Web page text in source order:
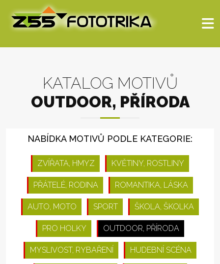
KATALOG MOTIVŮ
OUTDOOR, PŘÍRODA
NABÍDKA MOTIVŮ PODLE KATEGORIE:
ZVÍŘATA, HMYZ KVĚTINY, ROSTLINY
PŘÁTELÉ, RODINA ROMANTIKA, LÁSKA
AUTO, MOTO SPORT ŠKOLA, ŠKOLKA
PRO HOLKY OUTDOOR, PŘÍRODA
MYSLIVOST, RYBAŘENÍ HUDEBNÍ SCÉNA